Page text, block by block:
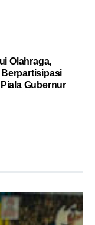
Olahraga,
Berpartisipasi
Gubernur